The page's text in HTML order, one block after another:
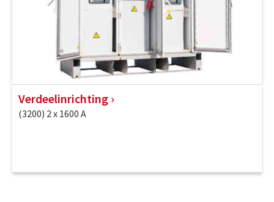
Verdeelinrichting
(3200) 2 x 1600 A